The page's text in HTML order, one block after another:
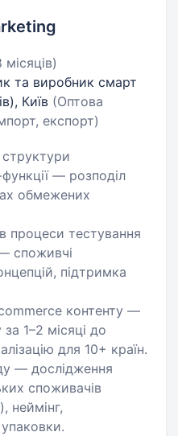
місяців)
та виробник смарт
Київ (Оптова
експорт)
— розподіл
обмежених
процеси тестування
споживчі
підтримка
контенту —
1–2 місяці до
для 10+ країн.
— дослідження
споживачів
неймінг,